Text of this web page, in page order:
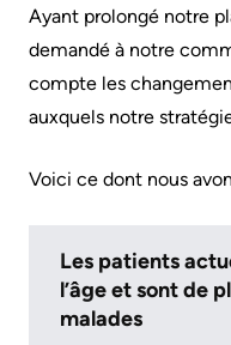
Ayant prolongé notre
demandé à notre
compte les
auxquels notre
Voici ce dont nous
Les patients
l’âge et sont de
malades